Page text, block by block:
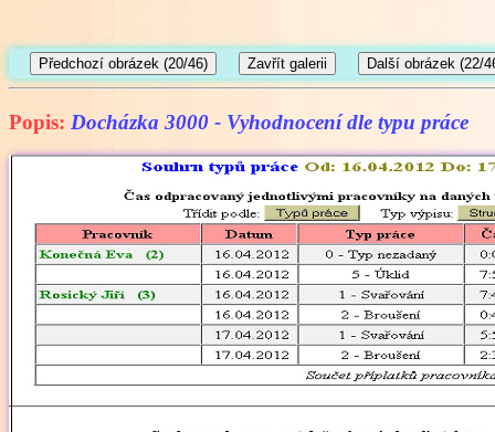
Popis: Docházka 3000 - Vyhodnocení dle typu práce